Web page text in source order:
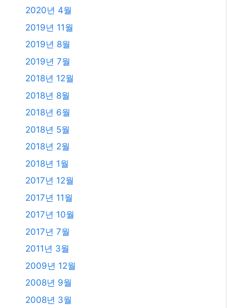
2020년 4월
2019년 11월
2019년 8월
2019년 7월
2018년 12월
2018년 8월
2018년 6월
2018년 5월
2018년 2월
2018년 1월
2017년 12월
2017년 11월
2017년 10월
2017년 7월
2011년 3월
2009년 12월
2008년 9월
2008년 3월